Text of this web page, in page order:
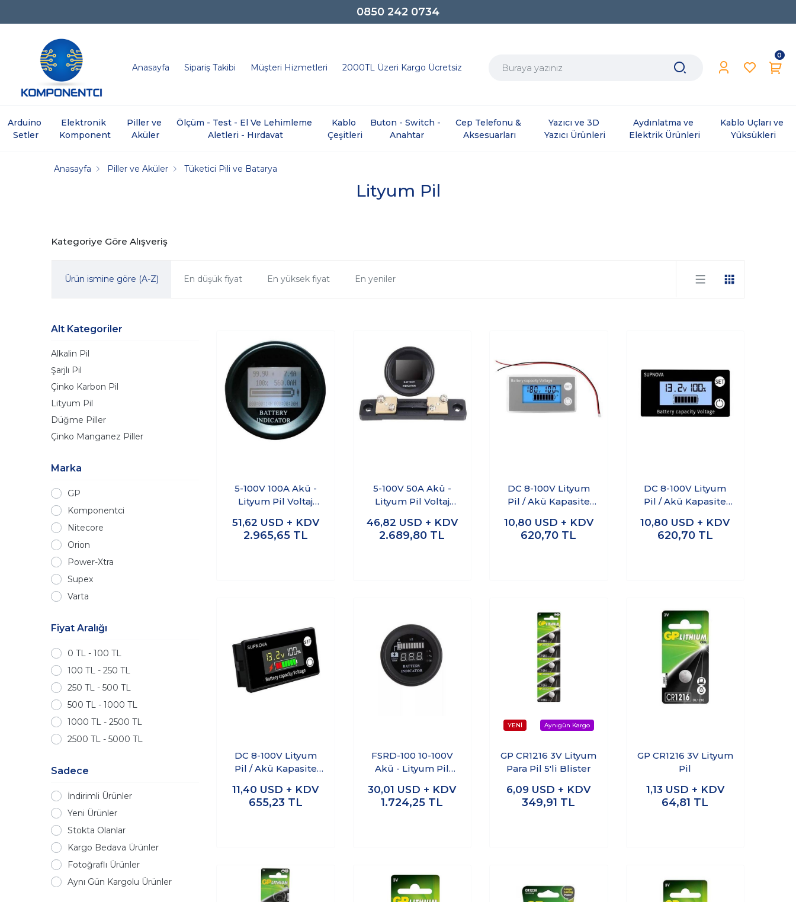
0850 242 0734
Anasayfa Sipariş Takibi Müşteri Hizmetleri 2000TL Üzeri Kargo Ücretsiz
0
Arduino
Setler
Elektronik
Komponent
Piller ve
Aküler
Ölçüm - Test - El Ve Lehimleme
Aletleri - Hırdavat
Kablo
Çeşitleri
Buton - Switch -
Anahtar
Cep Telefonu &
Aksesuarları
Yazıcı ve 3D
Yazıcı Ürünleri
Aydınlatma ve
Elektrik Ürünleri
Kablo Uçları ve
Yüksükleri
Lityum Pil
Anasayfa Piller ve Aküler Tüketici Pili ve Batarya
Kategoriye Göre Alışveriş
Ürün ismine göre (A-Z) En düşük fiyat En yüksek fiyat En yeniler
Alt Kategoriler
Alkalin Pil
Şarjlı Pil
Çinko Karbon Pil
Lityum Pil
Düğme Piller
Çinko Manganez Piller
Marka
GP
Komponentci
Nitecore
Orion
Power-Xtra
Supex
Varta
Fiyat Aralığı
0 TL - 100 TL
100 TL - 250 TL
250 TL - 500 TL
500 TL - 1000 TL
1000 TL - 2500 TL
2500 TL - 5000 TL
Sadece
İndirimli Ürünler
Yeni Ürünler
Stokta Olanlar
Kargo Bedava Ürünler
Fotoğraflı Ürünler
Aynı Gün Kargolu Ürünler
5-100V 100A Akü -
Lityum Pil Voltaj
Göstergesi
51,62 USD + KDV
2.965,65 TL
5-100V 50A Akü -
Lityum Pil Voltaj
Göstergesi
46,82 USD + KDV
2.689,80 TL
DC 8-100V Lityum
Pil / Akü Kapasite
10,80 USD + KDV
620,70 TL
DC 8-100V Lityum
Pil / Akü Kapasite
10,80 USD + KDV
620,70 TL
DC 8-100V Lityum
Pil / Akü Kapasite
11,40 USD + KDV
655,23 TL
FSRD-100 10-100V
Akü - Lityum Pil
30,01 USD + KDV
1.724,25 TL
GP CR1216 3V Lityum
Para Pil 5'li Blister
6,09 USD + KDV
349,91 TL
GP CR1216 3V Lityum
Pil
1,13 USD + KDV
64,81 TL